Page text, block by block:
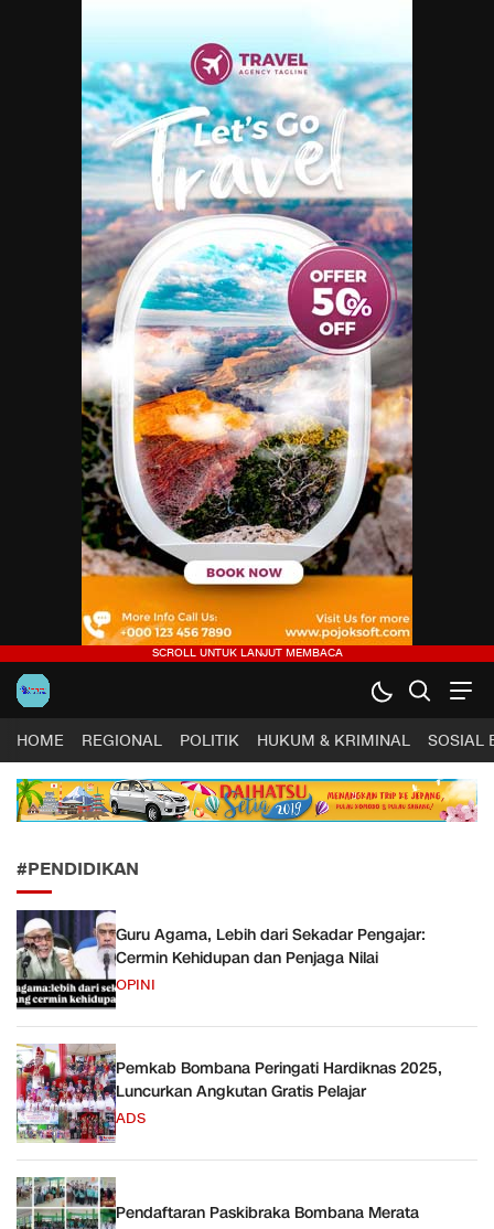
Harapan Sultra .COM |
Lugas, Tuntas dan Terpercaya
HOME REGIONAL POLITIK HUKUM & KRIMINAL SOSIAL
#PENDIDIKAN
Guru Agama, Lebih dari Sekadar Pengajar:
Cermin Kehidupan dan Penjaga Nilai
OPINI
Pemkab Bombana Peringati Hardiknas 2025,
Luncurkan Angkutan Gratis Pelajar
ADS
Pendaftaran Paskibraka Bombana Merata